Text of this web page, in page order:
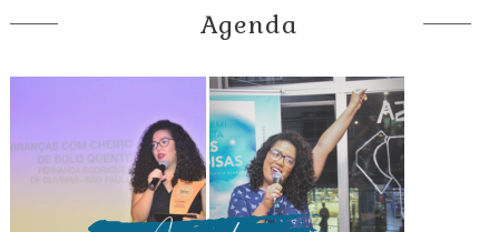
Agenda